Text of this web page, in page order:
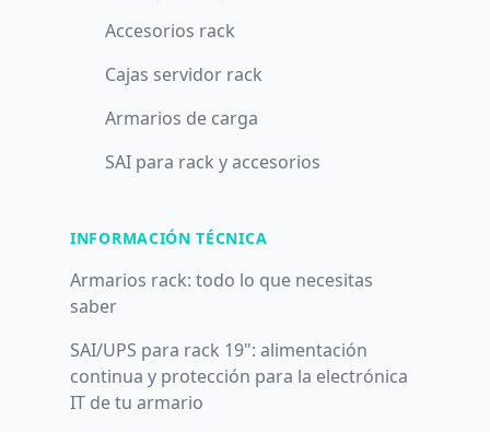
Accesorios rack
Cajas servidor rack
Armarios de carga
SAI para rack y accesorios
INFORMACIÓN TÉCNICA
Armarios rack: todo lo que necesitas
saber
SAI/UPS para rack 19": alimentación
continua y protección para la electrónica
IT de tu armario